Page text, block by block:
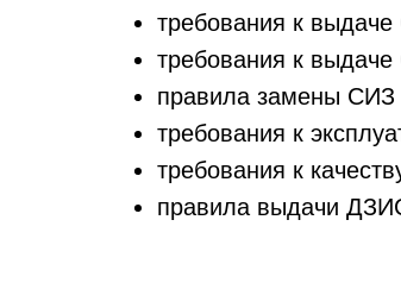
требования к
требования к
правила замены СИЗ
требования к
требования к
правила выдачи